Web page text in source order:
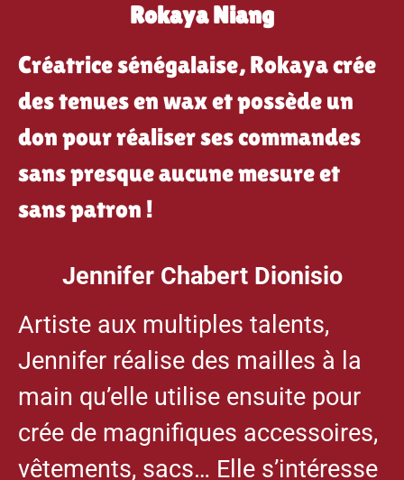
Rokaya Niang
Créatrice sénégalaise, Rokaya crée
des tenues en wax et possède un
don pour réaliser ses commandes
sans presque aucune mesure et
sans patron !
Jennifer Chabert Dionisio
Artiste aux multiples talents,
Jennifer réalise des mailles à la
main qu’elle utilise ensuite pour
crée de magnifiques accessoires,
vêtements, sacs… Elle s’intéresse